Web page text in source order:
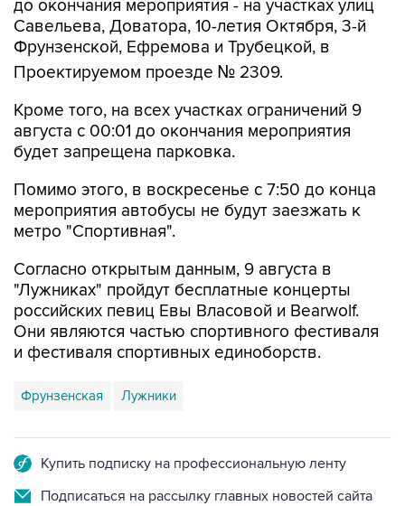
до окончания мероприятия - на участках улиц
Савельева, Доватора, 10-летия Октября, 3-й
Фрунзенской, Ефремова и Трубецкой, в
Проектируемом проезде № 2309.
Кроме того, на всех участках ограничений 9
августа с 00:01 до окончания мероприятия
будет запрещена парковка.
Помимо этого, в воскресенье с 7:50 до конца
мероприятия автобусы не будут заезжать к
метро "Спортивная".
Согласно открытым данным, 9 августа в
"Лужниках" пройдут бесплатные концерты
российских певиц Евы Власовой и Bearwolf.
Они являются частью спортивного фестиваля
и фестиваля спортивных единоборств.
Фрунзенская Лужники
Купить подписку на профессиональную ленту
Подписаться на рассылку главных новостей сайта